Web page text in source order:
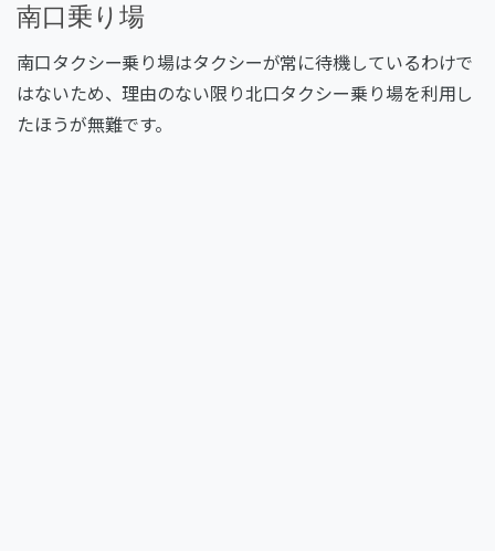
南口乗り場
南口タクシー乗り場はタクシーが常に待機しているわけで
はないため、理由のない限り北口タクシー乗り場を利用し
たほうが無難です。